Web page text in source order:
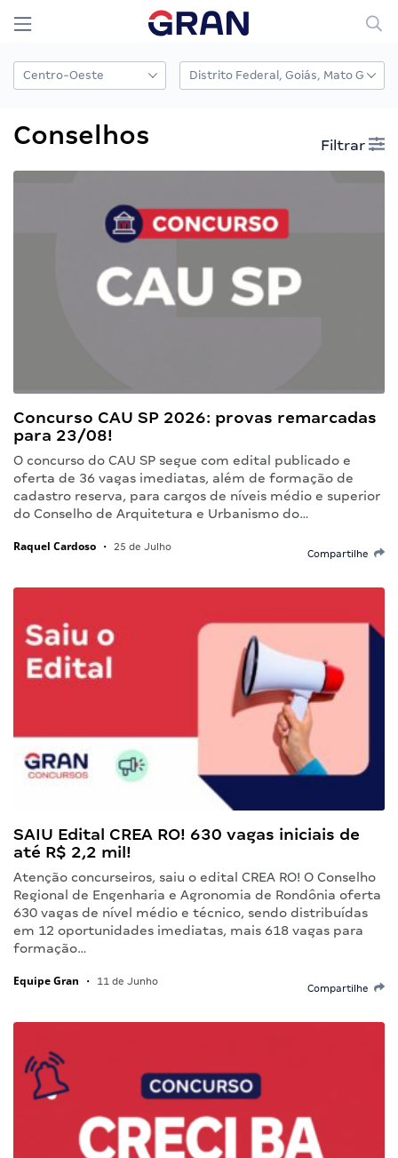
Conselhos Filtrar
Concurso CAU SP 2026: provas remarcadas
para 23/08!
O concurso do CAU SP segue com edital publicado e
oferta de 36 vagas imediatas, além de formação de
cadastro reserva, para cargos de níveis médio e superior
do Conselho de Arquitetura e Urbanismo do…
Raquel Cardoso • 25 de Julho
Compartilhe
SAIU Edital CREA RO! 630 vagas iniciais de
até R$ 2,2 mil!
Atenção concurseiros, saiu o edital CREA RO! O Conselho
Regional de Engenharia e Agronomia de Rondônia oferta
630 vagas de nível médio e técnico, sendo distribuídas
em 12 oportunidades imediatas, mais 618 vagas para
formação…
Equipe Gran • 11 de Junho
Compartilhe